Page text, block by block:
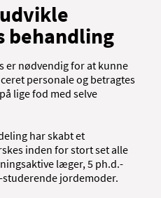
behandling
er nødvendig for at kunne
personale og betragtes
lige fod med selve
har skabt et
inden for stort set alle
læger, 5 ph.d.-
jordemoder.